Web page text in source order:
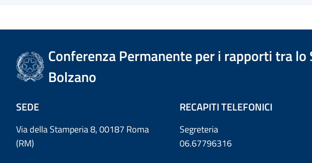
Conferenza Permanente per i rapporti tra
Bolzano
SEDE
Via della Stamperia 8, 00187 Roma
(RM)
RECAPITI TELEFONICI
Segreteria
06.67796316